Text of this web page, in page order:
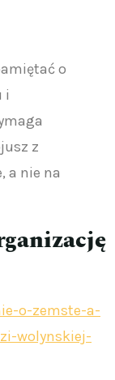
o
i
z
a nie na
o-zemste-a-
wolynskiej-